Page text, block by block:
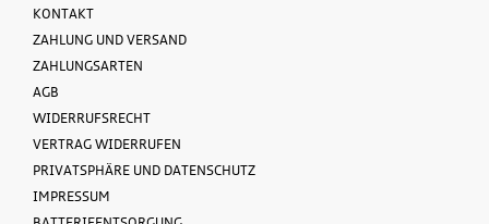
KONTAKT
ZAHLUNG UND VERSAND
ZAHLUNGSARTEN
AGB
WIDERRUFSRECHT
VERTRAG WIDERRUFEN
PRIVATSPHÄRE UND DATENSCHUTZ
IMPRESSUM